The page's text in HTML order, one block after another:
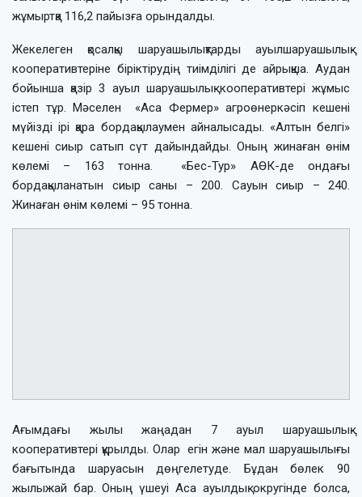
жұмыртқа 116,2 пайызға орындалды.
Жекелеген қосалқы шаруашылықтарды ауылшаруашылық
кооперативтеріне біріктірудің тиімділігі де айрықша. Аудан
бойынша қазір 3 ауыл шаруашылық кооперативтері жұмыс
істеп тұр. Мәселен «Аса Фермер» агроөнеркәсіп кешені
мүйізді ірі қара бордақылаумен айналысады. «Алтын белгі»
кешені сиыр сатып сүт дайындайды. Оның жинаған өнім
көлемі – 163 тонна. «Бес-Тур» АӨК-де ондағы
бордақыланатын сиыр саны – 200. Сауын сиыр – 240.
Жинаған өнім көлемі – 95 тонна.
Ағымдағы жылы жаңадан 7 ауыл шаруашылық
кооперативтері құрылды. Олар егін және мал шаруашылығы
бағытында шаруасын дөңгелетуде. Бұдан бөлек 90
жылыжай бар. Оның үшеуі Аса ауылдық округінде болса,